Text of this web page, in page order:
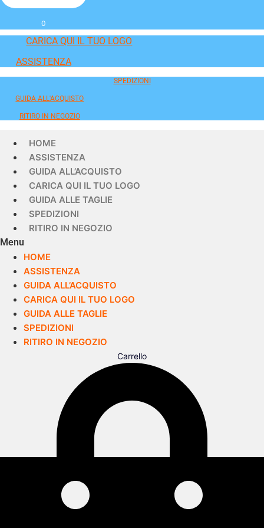
0
CARICA QUI IL TUO LOGO
ASSISTENZA
SPEDIZIONI
GUIDA ALL'ACQUISTO
RITIRO IN NEGOZIO
HOME
ASSISTENZA
GUIDA ALL’ACQUISTO
CARICA QUI IL TUO LOGO
GUIDA ALLE TAGLIE
SPEDIZIONI
RITIRO IN NEGOZIO
Menu
HOME
ASSISTENZA
GUIDA ALL’ACQUISTO
CARICA QUI IL TUO LOGO
GUIDA ALLE TAGLIE
SPEDIZIONI
RITIRO IN NEGOZIO
Carrello